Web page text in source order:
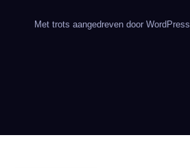
Met trots aangedreven door WordPress